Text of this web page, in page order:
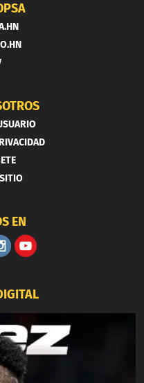
EN